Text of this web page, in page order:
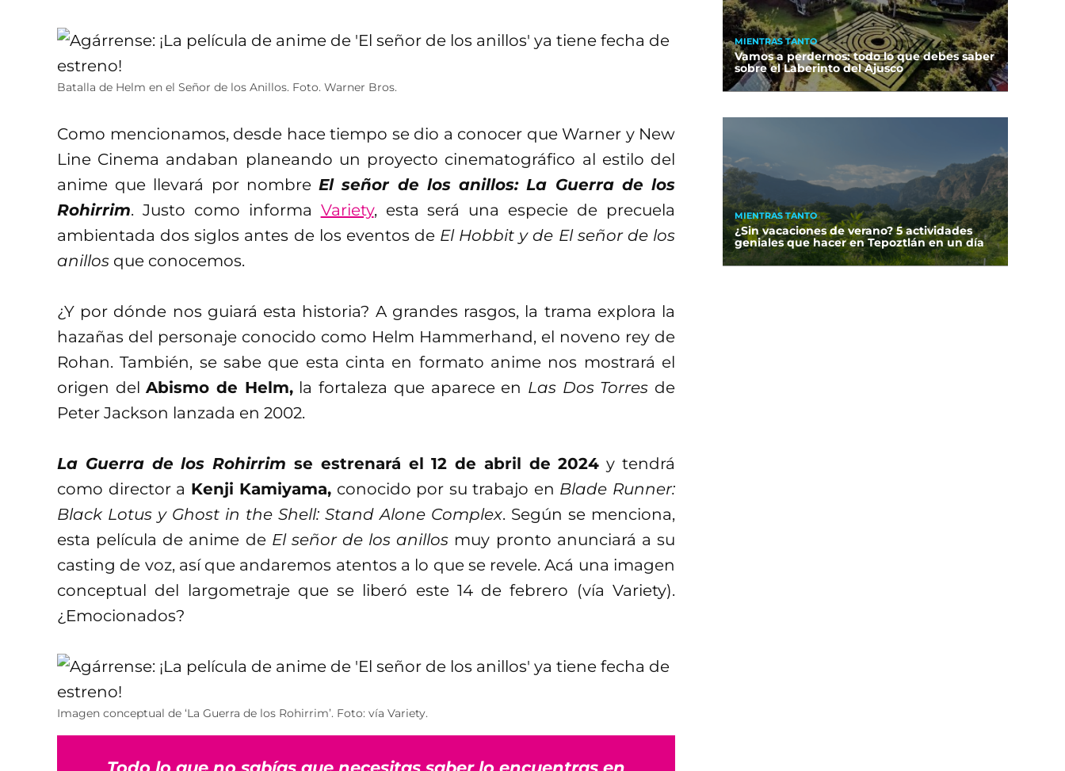
Batalla de Helm en el Señor de los Anillos. Foto. Warner Bros.
Como mencionamos, desde hace tiempo se dio a conocer que Warner y New
Line Cinema andaban planeando un proyecto cinematográfico al estilo del
anime que llevará por nombreEl señor de los anillos:La Guerra de los
Rohirrim. Justo como informa Variety, esta será una especie de precuela
ambientada dos siglos antes de los eventos de El Hobbit y de El señor de los
anillos que conocemos.
¿Y por dónde nos guiará esta historia? A grandes rasgos, la trama explora la
hazañas del personaje conocido como Helm Hammerhand, el noveno rey de
Rohan. También, se sabe que esta cinta en formato anime nos mostrará el
origen delAbismo de Helm,la fortaleza que aparece en Las Dos Torres de
Peter Jackson lanzada en 2002.
La Guerra de los Rohirrim se estrenará el 12 de abril de 2024 y tendrá
como director a Kenji Kamiyama, conocido por su trabajo en Blade Runner:
Black Lotus y Ghost in the Shell: Stand Alone Complex. Según se menciona,
esta película de anime de El señor de los anillos muy pronto anunciará a su
casting de voz, así que andaremos atentos a lo que se revele. Acá una imagen
conceptual del largometraje que se liberó este 14 de febrero (vía Variety).
¿Emocionados?
Imagen conceptual de ‘La Guerra de los Rohirrim’. Foto: vía Variety.
MIENTRAS TANTO
Vamos a perdernos: todo lo que debes saber
sobre el Laberinto del Ajusco
MIENTRAS TANTO
¿Sin vacaciones de verano? 5 actividades
geniales que hacer en Tepoztlán en un día